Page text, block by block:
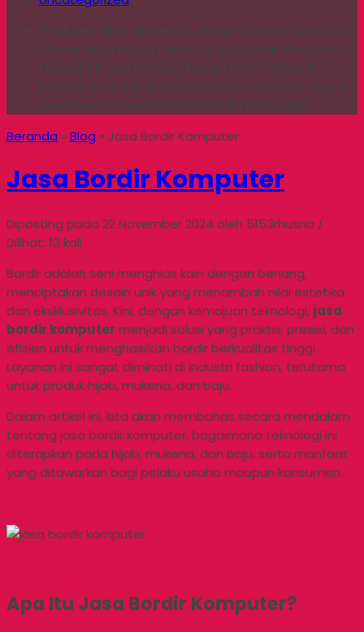
Produsen Hijab, Mukena & Gamis Custom Sejak 2012
• Grosir Hijab Harga Pabrik Langsung dari Produsen •
Melayani Brand Fashion, Travel Umroh, Sekolah,
Instansi, Komunitas & Perusahaan • Custom Logo &
Label Brand • Konsultasi Gratis via WhatsApp
Beranda » Blog » Jasa Bordir Komputer
Jasa Bordir Komputer
Diposting pada 22 November 2024 oleh 5153rhusna /
Dilihat: 13 kali
Bordir adalah seni menghias kain dengan benang,
menciptakan desain unik yang menambah nilai estetika
dan eksklusivitas. Kini, dengan kemajuan teknologi, jasa
bordir komputer menjadi solusi yang praktis, presisi, dan
efisien untuk menghasilkan bordir berkualitas tinggi.
Layanan ini sangat diminati di industri fashion, terutama
untuk produk hijab, mukena, dan baju.
Dalam artikel ini, kita akan membahas secara mendalam
tentang jasa bordir komputer, bagaimana teknologi ini
diterapkan pada hijab, mukena, dan baju, serta manfaat
yang ditawarkan bagi pelaku usaha maupun konsumen.
Apa Itu Jasa Bordir Komputer?